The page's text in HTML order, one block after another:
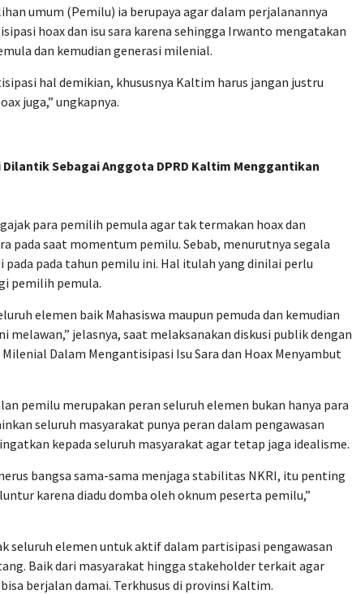
umum (Pemilu) ia berupaya agar dalam perjalanannya
hoax dan isu sara karena sehingga Irwanto mengatakan
dan kemudian generasi milenial.
hal demikian, khususnya Kaltim harus jangan justru
juga,” ungkapnya.
Sebagai Anggota DPRD Kaltim Menggantikan
para pemilih pemula agar tak termakan hoax dan
pada saat momentum pemilu. Sebab, menurutnya segala
pada pada tahun pemilu ini. Hal itulah yang dinilai perlu
pemilih pemula.
elemen baik Mahasiswa maupun pemuda dan kemudian
melawan,” jelasnya, saat melaksanakan diskusi publik dengan
Dalam Mengantisipasi Isu Sara dan Hoax Menyambut
pemilu merupakan peran seluruh elemen bukan hanya para
seluruh masyarakat punya peran dalam pengawasan
kepada seluruh masyarakat agar tetap jaga idealisme.
bangsa sama-sama menjaga stabilitas NKRI, itu penting
karena diadu domba oleh oknum peserta pemilu,”
seluruh elemen untuk aktif dalam partisipasi pengawasan
Baik dari masyarakat hingga stakeholder terkait agar
berjalan damai. Terkhusus di provinsi Kaltim.